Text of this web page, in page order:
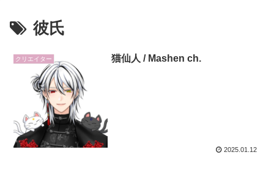
彼氏
クリエイター 猫仙人 / Mashen ch.
2025.01.12